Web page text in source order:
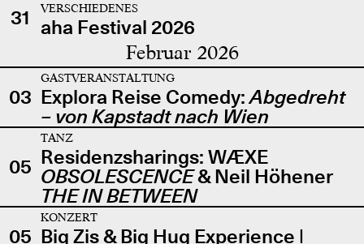
31
VERSCHIEDENES
aha Festival 2026
Februar 2026
03
GASTVERANSTALTUNG
Explora Reise Comedy:Abgedreht
– von Kapstadt nach Wien
05
TANZ
Residenzsharings: WÆXE
OBSOLESCENCE& Neil Höhener
THE IN BETWEEN
05
KONZERT
Big Zis & Big Hug Experience |